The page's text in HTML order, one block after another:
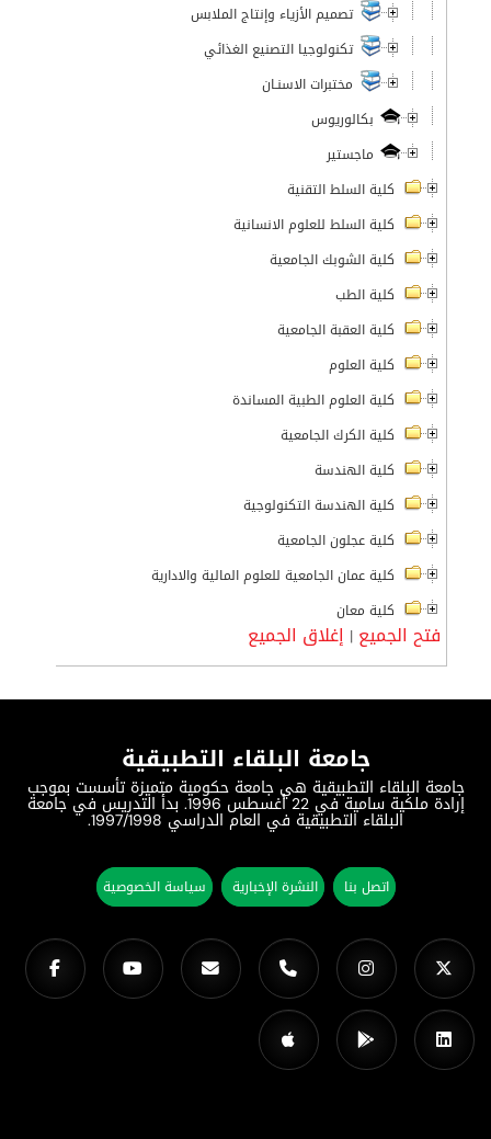
تصميم الأزياء وإنتاج الملابس
تكنولوجيا التصنيع الغذائي
مختبرات الاسنـان
بكالوريوس
ماجستير
كلية السلط التقنية
كلية السلط للعلوم الانسانية
كلية الشوبك الجامعية
كلية الطب
كلية العقبة الجامعية
كلية العلوم
كلية العلوم الطبية المساندة
كلية الكرك الجامعية
كلية الهندسة
كلية الهندسة التكنولوجية
كلية عجلون الجامعية
كلية عمان الجامعية للعلوم المالية والادارية
كلية معان
فتح الجميع | إغلاق الجميع
جامعة البلقاء التطبيقية
جامعة البلقاء التطبيقية هي جامعة حكومية متميزة تأسست بموجب
إرادة ملكية سامية في 22 أغسطس 1996. بدأ التدريس في جامعة
البلقاء التطبيقية في العام الدراسي 1997/1998.
اتصل بنا النشرة الإخبارية سياسة الخصوصية